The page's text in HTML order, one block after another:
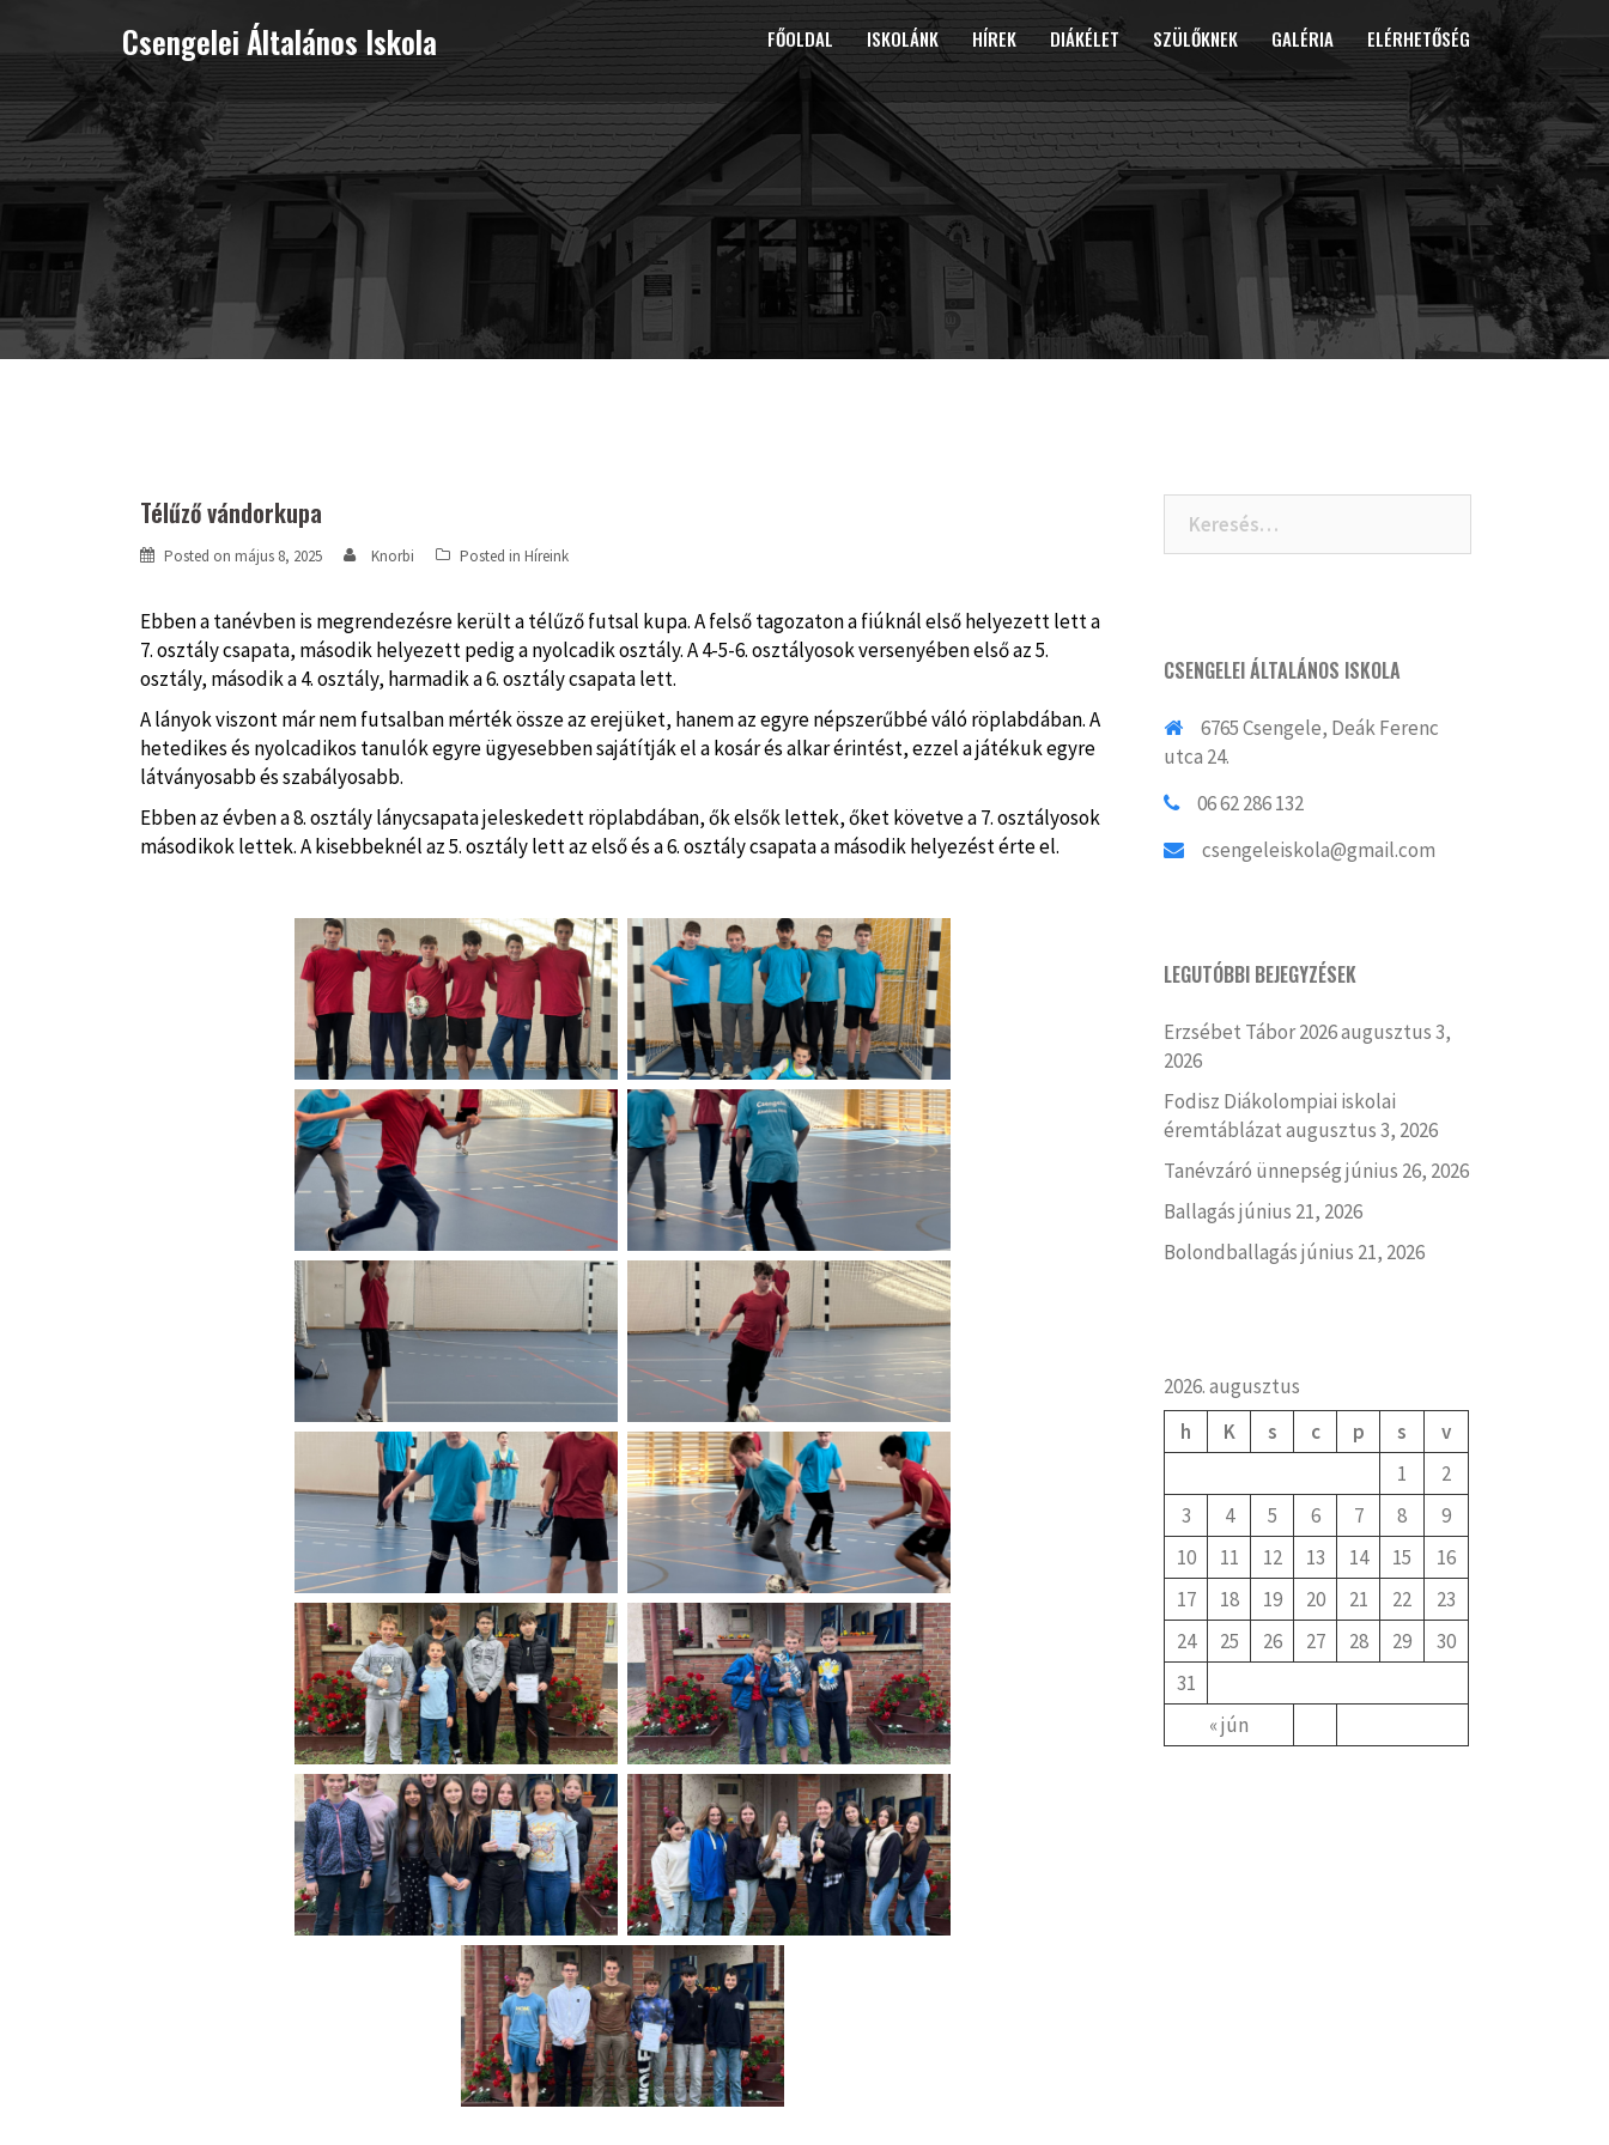
content
Csengelei Általános Iskola FŐOLDAL ISKOLÁNK HÍREK DIÁKÉLET SZÜLŐKNEK GALÉRIA ELÉRHETŐSÉG
Télűző vándorkupa
Posted on május 8, 2025 Knorbi Posted in Híreink
Ebben a tanévben is megrendezésre került a télűző futsal kupa. A felső tagozaton a fiúknál első helyezett lett a
7. osztály csapata, második helyezett pedig a nyolcadik osztály. A 4-5-6. osztályosok versenyében első az 5.
osztály, második a 4. osztály, harmadik a 6. osztály csapata lett.
A lányok viszont már nem futsalban mérték össze az erejüket, hanem az egyre népszerűbbé váló röplabdában. A
hetedikes és nyolcadikos tanulók egyre ügyesebben sajátítják el a kosár és alkar érintést, ezzel a játékuk egyre
látványosabb és szabályosabb.
Ebben az évben a 8. osztály lánycsapata jeleskedett röplabdában, ők elsők lettek, őket követve a 7. osztályosok
másodikok lettek. A kisebbeknél az 5. osztály lett az első és a 6. osztály csapata a második helyezést érte el.
CSENGELEI ÁLTALÁNOS ISKOLA
6765 Csengele, Deák Ferenc
utca 24.
06 62 286 132
csengeleiskola@gmail.com
LEGUTÓBBI BEJEGYZÉSEK
Erzsébet Tábor 2026augusztus 3,
2026
Fodisz Diákolompiai iskolai
éremtáblázataugusztus 3, 2026
Tanévzáró ünnepségjúnius 26, 2026
Ballagásjúnius 21, 2026
Bolondballagásjúnius 21, 2026
2026. augusztus
h
K s c p s v
« jún
1
2
3
4 5 6 7 8
9
10
11 12 13 14 15
16
17
18 19 20 21 22
23
24
25 26 27 28 29
30
31